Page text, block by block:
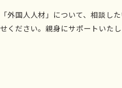
「外国人人材」について、相談し
せください。親身にサポートいたし